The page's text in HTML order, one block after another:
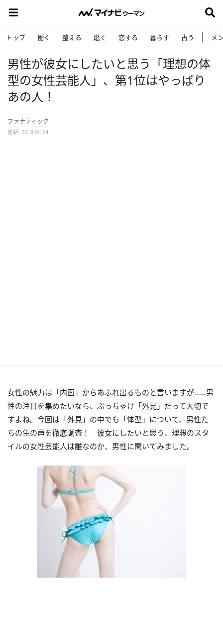
トップ 働く 整える 磨く 恋する 暮らす 占う メ
男性が彼女にしたいと思う「理想の体
型の女性芸能人」、第1位はやっぱり
あの人！
ファナティック
更新: 2018.04.04
女性の魅力は「内面」からあふれ出るものと言いますが……男
性の注目を集めたいなら、ぶっちゃけ「外見」だって大切で
すよね。今回は「外見」の中でも「体型」について、男性た
ちの生の声を徹底調査！ 彼女にしたいと思う、理想のスタ
イルの女性芸能人は誰なのか、男性に聞いてみました。